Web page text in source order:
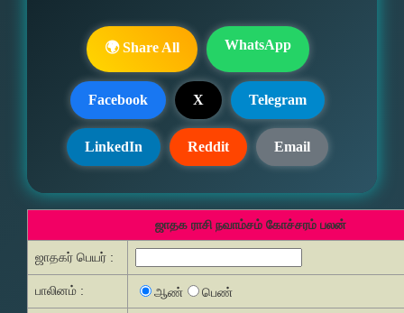
🌍 Share All WhatsApp
Facebook X Telegram
LinkedIn Reddit Email
ஜாதக ராசி நவாம்சம் கோச்சரம் பலன்
ஜாதகர் பெயர் :
பாலினம் : ஆண் பெண்